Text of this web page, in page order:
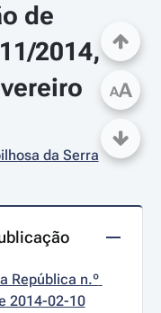
de
2014,
da Serra
República n.º
2014-02-10
AA